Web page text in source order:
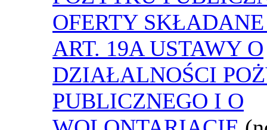
OFERTY
ART. 19A USTAWY O
DZIAŁALNOŚCI
PUBLICZNEGO I O